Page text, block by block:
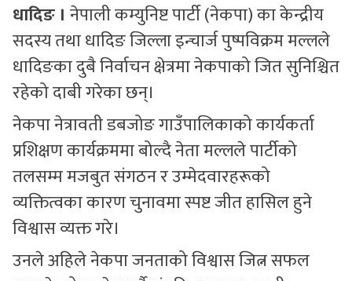
धादिङ । नेपाली कम्युनिष्ट पार्टी (नेकपा) का केन्द्रीय
सदस्य तथा धादिङ जिल्ला इन्चार्ज पुष्पविक्रम मल्लले
धादिङका दुबै निर्वाचन क्षेत्रमा नेकपाको जित सुनिश्चित
रहेको दाबी गरेका छन्।
नेकपा नेत्रावती डबजोङ गाउँपालिकाको कार्यकर्ता
प्रशिक्षण कार्यक्रममा बोल्दै नेता मल्लले पार्टीको
तलसम्म मजबुत संगठन र उम्मेदवारहरूको
व्यक्तित्वका कारण चुनावमा स्पष्ट जीत हासिल हुने
विश्वास व्यक्त गरे।
उनले अहिले नेकपा जनताको विश्वास जित्न सफल